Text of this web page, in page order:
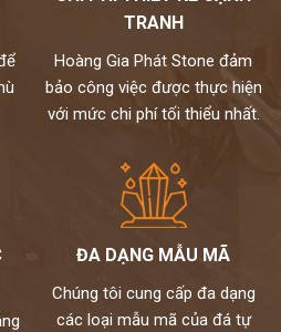
TRANH
Hoàng Gia Phát Stone đảm
bảo công việc được thực hiện
với mức chi phí tối thiểu nhất.
ĐA DẠNG MẪU MÃ
Chúng tôi cung cấp đa dạng
các loại mẫu mã của đá tự